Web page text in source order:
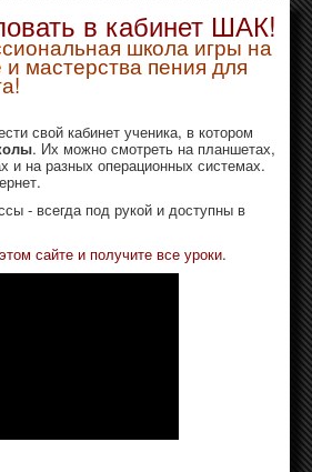
в кабинет ШАК!
школа игры на
и мастерства пения для
свой кабинет ученика, в котором
. Их можно смотреть на планшетах,
и на разных операционных системах.
- всегда под рукой и доступны в
сайте и получите все уроки.